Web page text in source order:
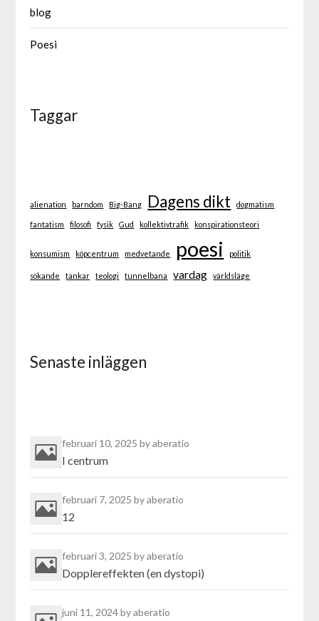
blog
Poesi
Taggar
alienation barndom Big-Bang Dagens dikt dogmatism
fantatism filosofi fysik Gud kollektivtrafik konspirationsteori
konsumism köpcentrum medvetande poesi politik
sökande tankar teologi tunnelbana vardag världsläge
Senaste inläggen
februari 10, 2025by aberatio
I centrum
februari 7, 2025by aberatio
12
februari 3, 2025by aberatio
Dopplereffekten (en dystopi)
juni 11, 2024by aberatio